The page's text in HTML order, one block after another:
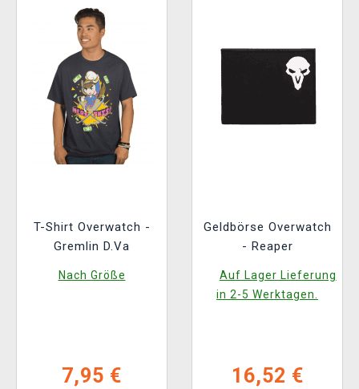
T-Shirt Overwatch -
Gremlin D.Va
Nach Größe
7,95 €
Geldbörse Overwatch
- Reaper
Auf Lager Lieferung
in 2-5 Werktagen.
16,52 €